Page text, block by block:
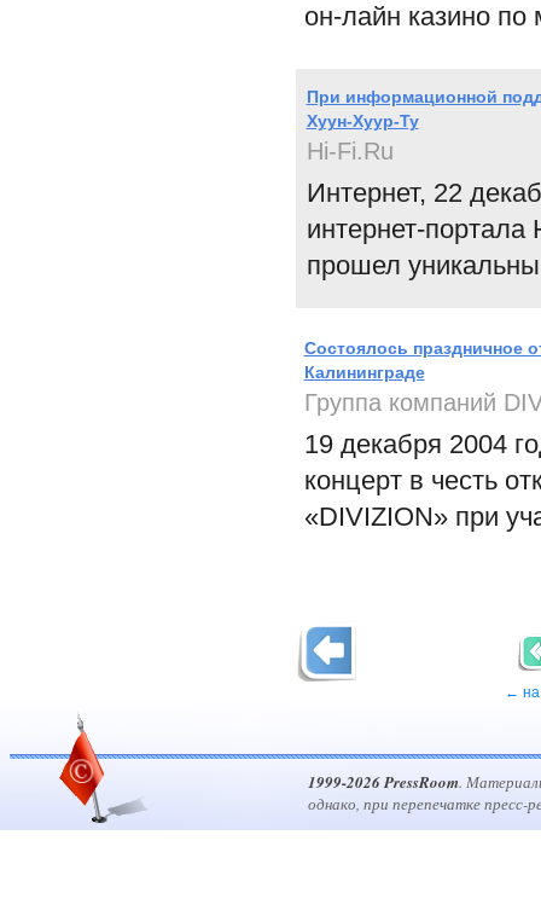
он-лайн казино по
При информационной
Хуун-Хуур-Ту
Hi-Fi.Ru
Интернет, 22
интернет-
прошел
Состоялось праздничное
Калининграде
Группа компаний
19 декабря 2004
концерт в честь
«DIVIZION» при
← на
1999-2026 PressRoom.
однако, при перепечатке пресс-